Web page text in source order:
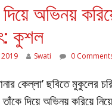
অভিনয়
কুশল
Swati 0
কেল্লা’ ছবিতে মুকুলের
দিয়ে অভিনয় করিয়ে